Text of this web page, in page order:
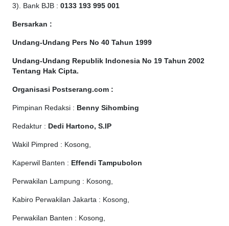
3). Bank BJB : 0133 193 995 001
Bersarkan :
Undang-Undang Pers No 40 Tahun 1999
Undang-Undang Republik Indonesia No 19 Tahun 2002
Tentang Hak Cipta.
Organisasi Postserang.com :
Pimpinan Redaksi : Benny Sihombing
Redaktur : Dedi Hartono, S.IP
Wakil Pimpred : Kosong,
Kaperwil Banten : Effendi Tampubolon
Perwakilan Lampung : Kosong,
Kabiro Perwakilan Jakarta : Kosong,
Perwakilan Banten : Kosong,